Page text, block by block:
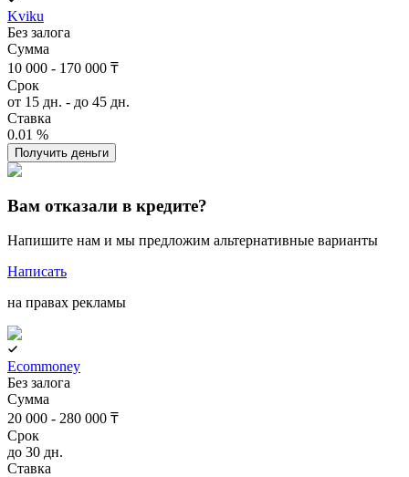
Kviku
Без залога
Сумма
10 000 - 170 000 ₸
Срок
от 15 дн. - до 45 дн.
Ставка
0.01 %
Получить деньги
Вам отказали в кредите?
Напишите нам и мы предложим альтернативные варианты
Написать
на правах рекламы
Ecommoney
Без залога
Сумма
20 000 - 280 000 ₸
Срок
до 30 дн.
Ставка